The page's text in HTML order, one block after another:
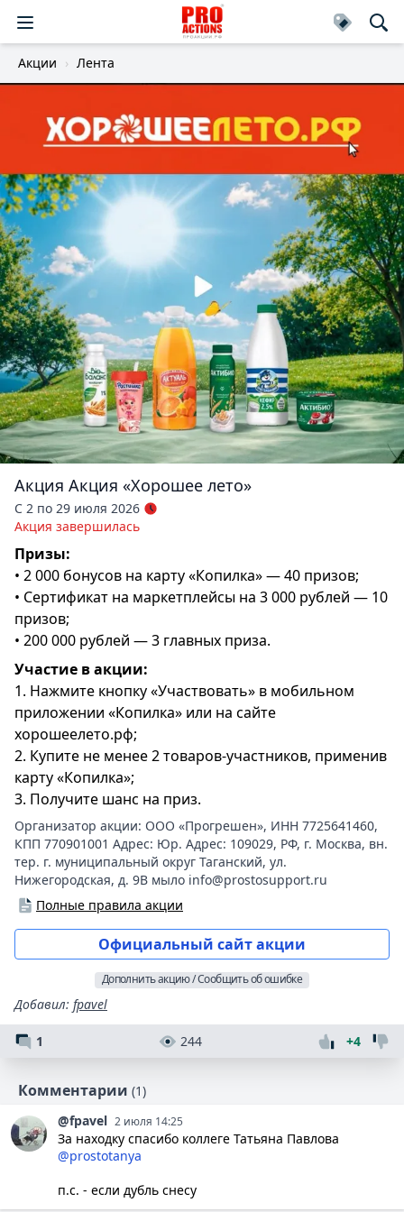
Акции Лента
Акция Акция «Хорошее лето»
С 2 по 29 июля 2026
Акция завершилась
Призы:
• 2 000 бонусов на карту «Копилка» — 40 призов;
• Сертификат на маркетплейсы на 3 000 рублей — 10
призов;
• 200 000 рублей — 3 главных приза.
Участие в акции:
1. Нажмите кнопку «Участвовать» в мобильном
приложении «Копилка» или на сайте
хорошеелето.рф;
2. Купите не менее 2 товаров-участников, применив
карту «Копилка»;
3. Получите шанс на приз.
Организатор акции: ООО «Прогрешен», ИНН 7725641460,
КПП 770901001 Адрес: Юр. Адрес: 109029, РФ, г. Москва, вн.
тер. г. муниципальный округ Таганский, ул.
Нижегородская, д. 9В мыло info@prostosupport.ru
Полные правила акции
Официальный сайт акции
Дополнить акцию / Сообщить об ошибке
Добавил: fpavel
1 244 +4
Комментарии (1)
@fpavel 2 июля 14:25
За находку спасибо коллеге Татьяна Павлова
@prostotanya
п.с. - если дубль снесу